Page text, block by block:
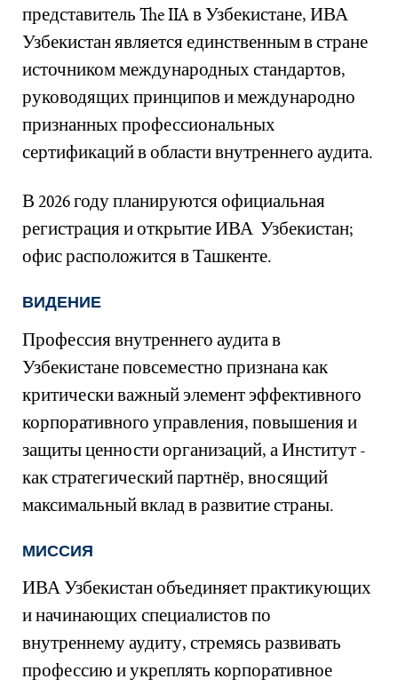
представитель The IIA в Узбекистане, ИВА
Узбекистан является единственным в стране
источником международных стандартов,
руководящих принципов и международно
признанных профессиональных
сертификаций в области внутреннего аудита.
В 2026 году планируются официальная
регистрация и открытие ИВА Узбекистан;
офис расположится в Ташкенте.
ВИДЕНИЕ
Профессия внутреннего аудита в
Узбекистане повсеместно признана как
критически важный элемент эффективного
корпоративного управления, повышения и
защиты ценности организаций, а Институт -
как стратегический партнёр, вносящий
максимальный вклад в развитие страны.
МИССИЯ
ИВА Узбекистан объединяет практикующих
и начинающих специалистов по
внутреннему аудиту, стремясь развивать
профессию и укреплять корпоративное